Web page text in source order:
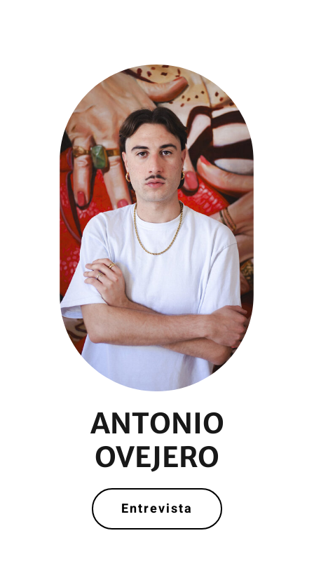
ANTONIO
OVEJERO
Entrevista